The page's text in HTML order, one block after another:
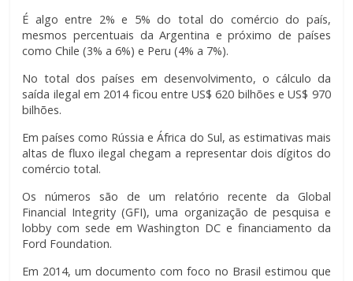
É algo entre 2% e 5% do total do comércio do país,
mesmos percentuais da Argentina e próximo de países
como Chile (3% a 6%) e Peru (4% a 7%).
No total dos países em desenvolvimento, o cálculo da
saída ilegal em 2014 ficou entre US$ 620 bilhões e US$ 970
bilhões.
Em países como Rússia e África do Sul, as estimativas mais
altas de fluxo ilegal chegam a representar dois dígitos do
comércio total.
Os números são de um relatório recente da Global
Financial Integrity (GFI), uma organização de pesquisa e
lobby com sede em Washington DC e financiamento da
Ford Foundation.
Em 2014, um documento com foco no Brasil estimou que